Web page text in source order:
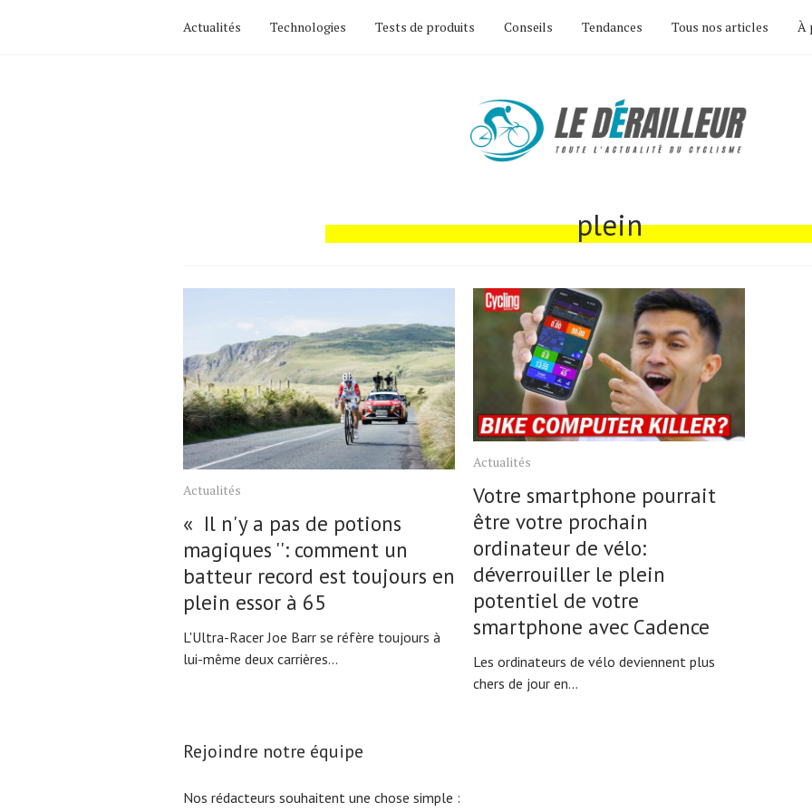
Actualités Technologies Tests de produits Conseils Tendances Tous nos articles À
plein
Actualités
« Il n'y a pas de potions
magiques '': comment un
batteur record est toujours en
plein essor à 65
L'Ultra-Racer Joe Barr se réfère toujours à
lui-même deux carrières...
Actualités
Votre smartphone pourrait
être votre prochain
ordinateur de vélo:
déverrouiller le plein
potentiel de votre
smartphone avec Cadence
Les ordinateurs de vélo deviennent plus
chers de jour en...
Rejoindre notre équipe
Nos rédacteurs souhaitent une chose simple :